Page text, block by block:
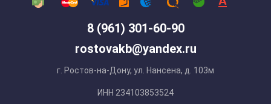
8 (961) 301-60-90
rostovakb@yandex.ru
г. Ростов-на-Дону, ул. Нансена, д. 103м
ИНН 234103853524